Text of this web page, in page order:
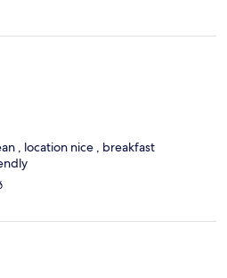
, location nice , breakfast